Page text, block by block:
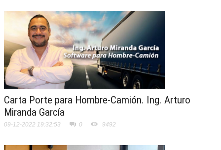
Carta Porte para Hombre-Camión. Ing. Arturo
Miranda García
09-12-2022 19:32:53 0 9492